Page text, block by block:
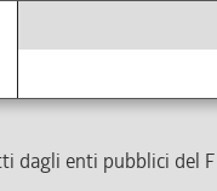
dagli enti pubblici del